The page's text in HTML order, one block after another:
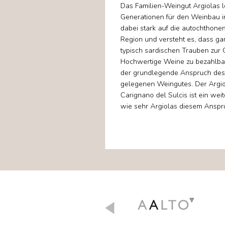
Das Familien-Weingut Argiolas
Generationen für den Weinbau
dabei stark auf die
Region und versteht es, dass
typisch sardischen Trauben zur
Hochwertige Weine zu
der grundlegende Anspruch
gelegenen Weingutes. Der
Carignano del Sulcis ist ein
wie sehr Argiolas diesem